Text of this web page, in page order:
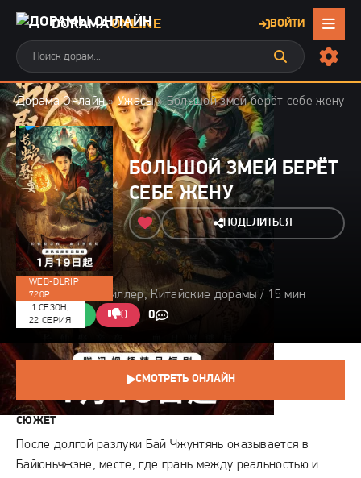
DORAMAONLINE ВОЙТИ
Дорама Онлайн»Ужасы» Большой змей берёт себе жену
БОЛЬШОЙ ЗМЕЙ БЕРЁТ
СЕБЕ ЖЕНУ
ПОДЕЛИТЬСЯ
2026 / Ужасы, Триллер, Китайские дорамы / 15 мин
0/10
0 0
WEB-DLRIP
720P
1 СЕЗОН,
22 СЕРИЯ
СМОТРЕТЬ ОНЛАЙН
СЮЖЕТ
После долгой разлуки Бай Чжунтянь оказывается в
Байюньчжэне, месте, где грань между реальностью и